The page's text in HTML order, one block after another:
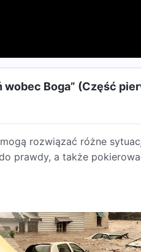
wobec Boga” (Część
rozwiązać różne
prawdy, a także